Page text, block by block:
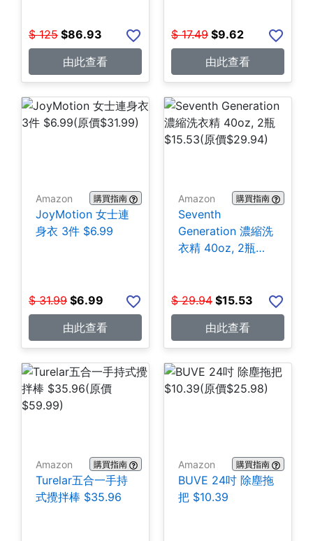
$ 125 $86.93
由此查看
$ 17.49 $9.62
由此查看
Amazon 購買指南
JoyMotion 女士連
身衣 3件 $6.99
$ 31.99 $6.99
由此查看
Amazon 購買指南
Seventh
Generation 濃縮洗
衣精 40oz, 2瓶
$ 29.94 $15.53
由此查看
Amazon 購買指南
Turelar五合一手持
式攪拌棒 $35.96
Amazon 購買指南
BUVE 24吋 除塵拖
把 $10.39